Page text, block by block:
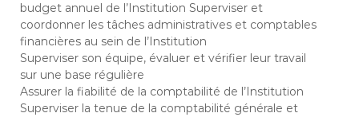
budget annuel de l’Institution Superviser et
coordonner les tâches administratives et comptables
financières au sein de l’Institution
Superviser son équipe, évaluer et vérifier leur travail
sur une base régulière
Assurer la fiabilité de la comptabilité de l’Institution
Superviser la tenue de la comptabilité générale et